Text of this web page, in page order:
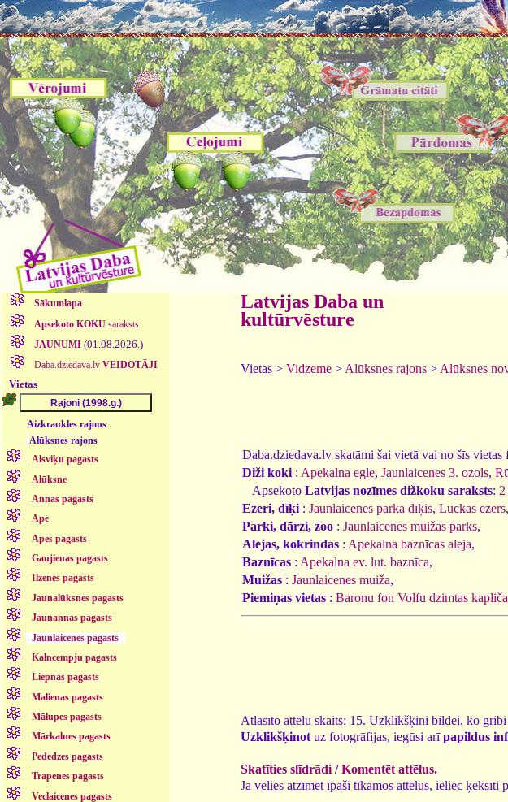
Sākumlapa
Apsekoto KOKUsaraksts
JAUNUMI (01.08.2026.)
Daba.dziedava.lv VEIDOTĀJI
Vietas
Aizkraukles rajons
Alūksnes rajons
Alsviķu pagasts
Alūksne
Annas pagasts
Ape
Apes pagasts
Gaujienas pagasts
Ilzenes pagasts
Jaunalūksnes pagasts
Jaunannas pagasts
Jaunlaicenes pagasts
Kalncempju pagasts
Liepnas pagasts
Malienas pagasts
Mālupes pagasts
Mārkalnes pagasts
Pededzes pagasts
Trapenes pagasts
Veclaicenes pagasts
Latvijas Daba un
kultūrvēsture
Vietas > Vidzeme > Alūksnes rajons > Alūksnes
Daba.dziedava.lv skatāmi šai vietā vai no šīs
Diži koki : Apekalna egle, Jaunlaicenes 3. ozols,
Apsekoto Latvijas nozīmes dižkoku saraksts:
Ezeri, dīķi : Jaunlaicenes parka dīķis, Luckas ezers,
Parki, dārzi, zoo : Jaunlaicenes muižas parks,
Alejas, kokrindas : Apekalna baznīcas aleja,
Baznīcas : Apekalna ev. lut. baznīca,
Muižas : Jaunlaicenes muiža,
Piemiņas vietas : Baronu fon Volfu dzimtas kapliča
Atlasīto attēlu skaits: 15. Uzklikšķini bildei, ko gribi
Uzklikšķinot uz fotogrāfijas, iegūsi arīpapildus
Skatīties slīdrādi /Komentēt attēlus.
Ja vēlies atzīmēt īpaši tīkamos attēlus, ieliec ķeksīti